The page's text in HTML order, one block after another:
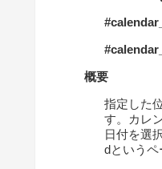
概要
指定した
す。カレ
日付を選
dというペ